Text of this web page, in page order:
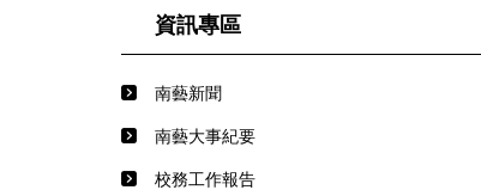
資訊專區
南藝新聞
南藝大事紀要
校務工作報告